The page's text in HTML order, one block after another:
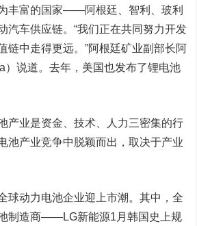
丰富的国家——阿根廷、智利、玻利
汽车供应链。“我们正在共同努力开发
链中走得更远。”阿根廷矿业副部长阿
）说道。去年，美国也发布了锂电池
业是资金、技术、人力三密集的行
池产业竞争中脱颖而出，取决于产业
动力电池企业迎上市潮。其中，全
制造商——LG新能源1月韩国史上规